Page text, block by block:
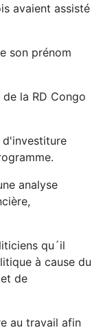
avaient assisté
son prénom
la RD Congo
analyse
qu´il
à cause du
de
au travail afin